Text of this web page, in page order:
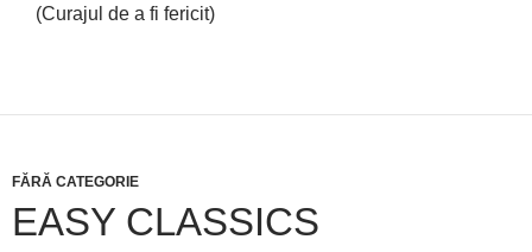
(Curajul de a fi fericit)
FĂRĂ CATEGORIE
EASY CLASSICS